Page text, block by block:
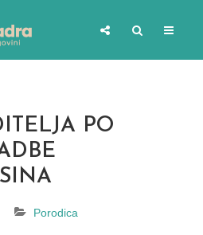
PO
Porodica